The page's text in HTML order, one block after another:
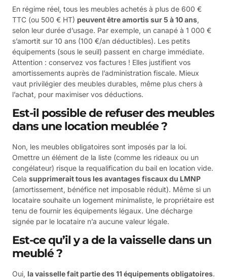
En régime réel, tous les meubles achetés à plus de 600 €
TTC (ou 500 € HT) peuvent être amortis sur 5 à 10 ans,
selon leur durée d’usage. Par exemple, un canapé à 1 000 €
s’amortit sur 10 ans (100 €/an déductibles). Les petits
équipements (sous le seuil) passent en charge immédiate.
Attention : conservez vos factures ! Elles justifient vos
amortissements auprès de l’administration fiscale. Mieux
vaut privilégier des meubles durables, même plus chers à
l’achat, pour maximiser vos déductions.
Est-il possible de refuser des meubles
dans une location meublée ?
Non, les meubles obligatoires sont imposés par la loi.
Omettre un élément de la liste (comme les rideaux ou un
congélateur) risque la requalification du bail en location vide.
Cela supprimerait tous les avantages fiscaux du LMNP
(amortissement, bénéfice net imposable réduit). Même si un
locataire souhaite un logement minimaliste, le propriétaire est
tenu de fournir les équipements légaux. Une décharge
signée par le locataire n’a aucune valeur légale.
Est-ce qu’il y a de la vaisselle dans un
meublé ?
Oui, la vaisselle fait partie des 11 équipements obligatoires.